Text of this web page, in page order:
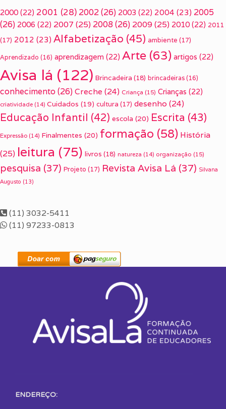
2000 (22) 2001 (28) 2002(26) 2003 (22) 2004 (23) 2005
(26) 2006 (22) 2007 (25) 2008(26) 2009(25) 2010 (22) 2011
(17) 2012 (23) Alfabetização (45) ambiente (17)
Aprendizado (16) aprendizagem (22) Arte (63) artigos (22)
Avisa lá (122) Brincadeira (18) brincadeiras (16)
conhecimento(26) Creche (24) Criança (15) Crianças (22)
criatividade (14) Cuidados (19) cultura (17) desenho (24)
Educação Infantil (42) escola (20) Escrita (43)
Expressão (14) Finalmentes (20) formação (58) História
(25) leitura (75) livros (18) natureza (14) organização (15)
pesquisa (37) Projeto (17) Revista Avisa Lá (37) Silvana
Augusto (13)
(11) 3032-5411
(11) 97233-0813
ENDEREÇO: